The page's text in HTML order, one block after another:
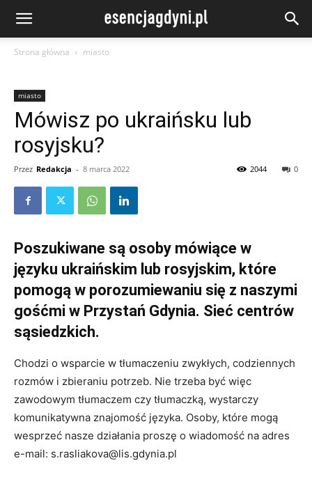
Strona główna miasto
miasto
Mówisz po ukraińsku lub
rosyjsku?
Przez Redakcja - 8 marca 2022 0
2044
Poszukiwane są osoby mówiące w
języku ukraińskim lub rosyjskim, które
pomogą w porozumiewaniu się z naszymi
gośćmi w Przystań Gdynia. Sieć centrów
sąsiedzkich.
Chodzi o wsparcie w tłumaczeniu zwykłych, codziennych
rozmów i zbieraniu potrzeb. Nie trzeba być więc
zawodowym tłumaczem czy tłumaczką, wystarczy
komunikatywna znajomość języka. Osoby, które mogą
wesprzeć nasze działania proszę o wiadomość na adres
e-mail: s.rasliakova@lis.gdynia.pl